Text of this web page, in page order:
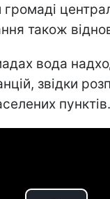
громаді
також
вода
звідки
пунктів.